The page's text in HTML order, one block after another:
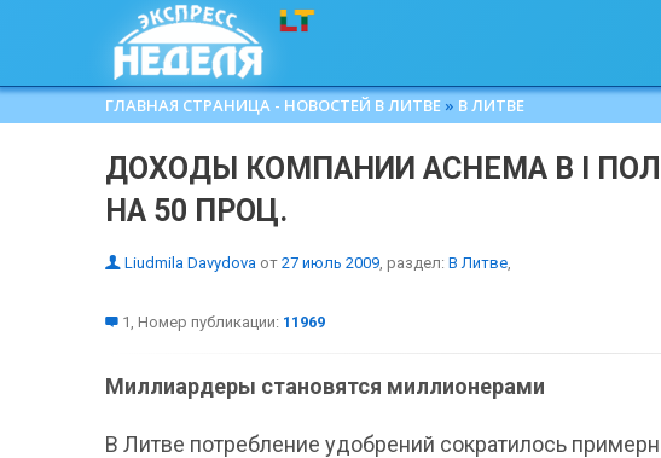
ГЛАВНАЯ СТРАНИЦА - НОВОСТЕЙ В ЛИТВЕ » В ЛИТВЕ
ДОХОДЫ КОМПАНИИ ACHEMА В I
НА 50 ПРОЦ.
Liudmila Davydova от 27 июль 2009, раздел: В Литве,
1, Номер публикации: 11969
Миллиардеры становятся миллионерами
В Литве потребление удобрений сократилось